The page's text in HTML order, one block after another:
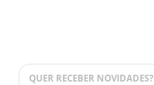
QUER RECEBER NOVIDADES?